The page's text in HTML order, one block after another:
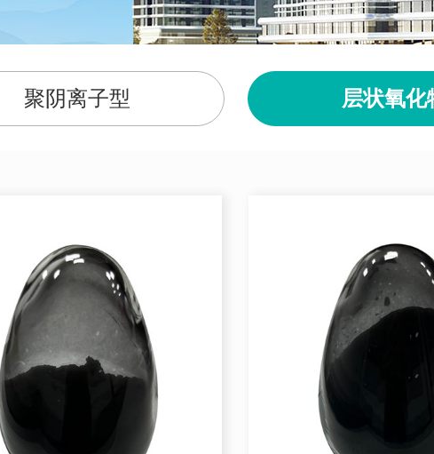
聚阴离子型 层状氧化